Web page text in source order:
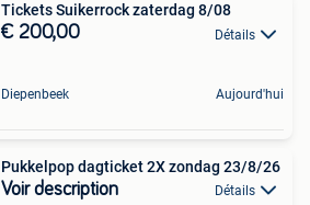
Tickets Suikerrock zaterdag 8/08
€ 200,00 Détails
Diepenbeek Aujourd'hui
Pukkelpop dagticket 2X zondag 23/8/26
Voir description Détails